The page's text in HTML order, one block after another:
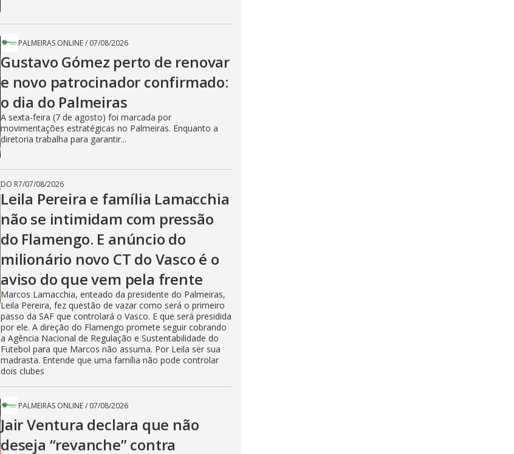
PALMEIRAS ONLINE/ 07/08/2026
Gustavo Gómez perto de renovar
e novo patrocinador confirmado:
o dia do Palmeiras
A sexta-feira (7 de agosto) foi marcada por
movimentações estratégicas no Palmeiras. Enquanto a
diretoria trabalha para garantir...
DO R7/07/08/2026
Leila Pereira e família Lamacchia
não se intimidam com pressão
do Flamengo. E anúncio do
milionário novo CT do Vasco é o
aviso do que vem pela frente
Marcos Lamacchia, enteado da presidente do Palmeiras,
Leila Pereira, fez questão de vazar como será o primeiro
passo da SAF que controlará o Vasco. E que será presidida
por ele. A direção do Flamengo promete seguir cobrando
a Agência Nacional de Regulação e Sustentabilidade do
Futebol para que Marcos não assuma. Por Leila ser sua
madrasta. Entende que uma família não pode controlar
dois clubes
PALMEIRAS ONLINE/ 07/08/2026
Jair Ventura declara que não
deseja “revanche” contra